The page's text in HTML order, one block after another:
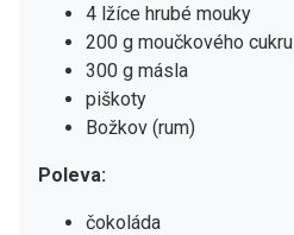
4 lžíce hrubé mouky
200 g moučkového cukru
300 g másla
piškoty
Božkov (rum)
Poleva:
čokoláda